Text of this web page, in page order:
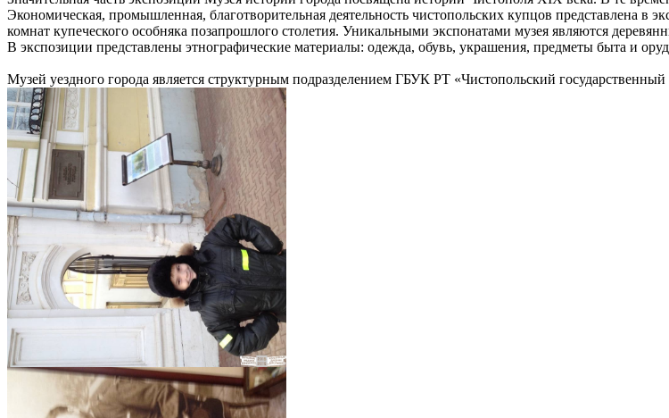
Экономическая, промышленная, благотворительная деятельность чистопольских купцов представлена в
комнат купеческого особняка позапрошлого столетия. Уникальными экспонатами музея являются
В экспозиции представлены этнографические материалы: одежда, обувь, украшения, предметы быта и
Музей уездного города является структурным подразделением ГБУК РТ «Чистопольский